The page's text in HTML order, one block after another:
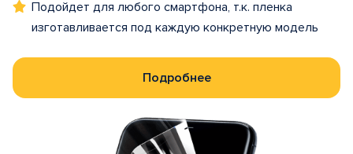
Подойдет для любого смартфона, т.к. пленка
изготавливается под каждую конкретную модель
Подробнее